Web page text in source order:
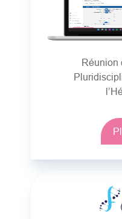
Réunion